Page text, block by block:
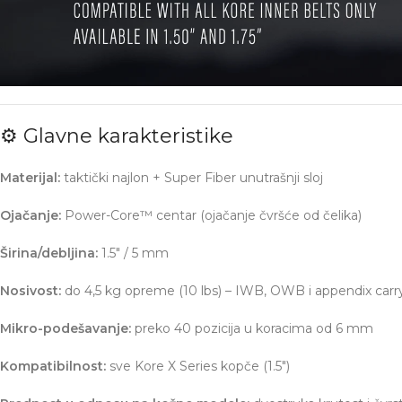
⚙️ Glavne karakteristike
Materijal: taktički najlon + Super Fiber unutrašnji sloj
Ojačanje: Power-Core™ centar (ojačanje čvršće od čelika)
Širina/debljina: 1.5″ / 5 mm
Nosivost: do 4,5 kg opreme (10 lbs) – IWB, OWB i appendix
Mikro-podešavanje: preko 40 pozicija u koracima od 6 mm
Kompatibilnost: sve Kore X Series kopče (1.5″)